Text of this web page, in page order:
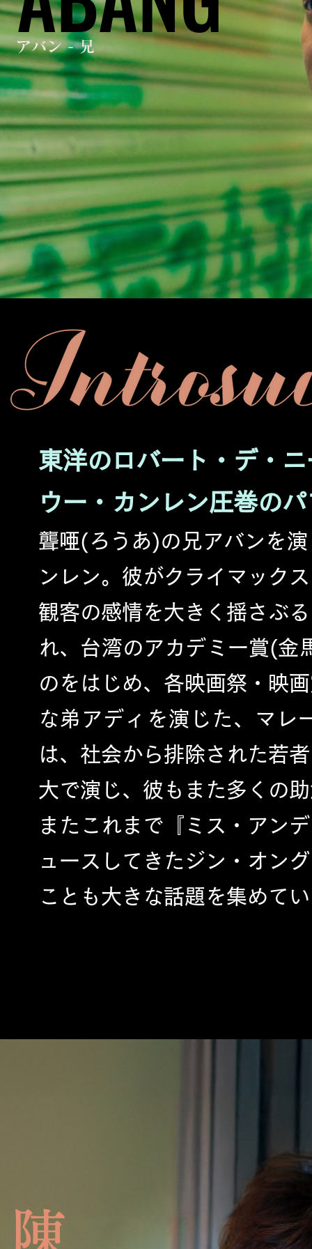
アバン - 兄
東洋のロバート・デ・
ウー・カンレン圧巻の
聾唖(ろうあ)の兄アバンを
ンレン。彼がクライマック
観客の感情を大きく揺さぶ
れ、台湾のアカデミー賞(金
のをはじめ、各映画祭・映
な弟アディを演じた、マレ
は、社会から排除された若
大で演じ、彼もまた多くの
またこれまで『ミス・アン
ュースしてきたジン・オン
ことも大きな話題を集めて